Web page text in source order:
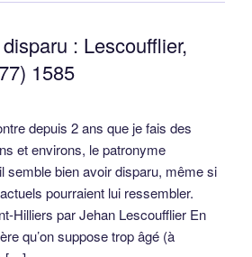
: Lescoufflier,
1585
depuis 2 ans que je fais des
et environs, le patronyme
semble bien avoir disparu, même si
pourraient lui ressembler.
Hilliers par Jehan Lescoufflier En
qu’on suppose trop âgé (à